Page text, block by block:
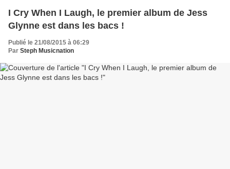
I Cry When I Laugh, le premier album de Jess
Glynne est dans les bacs !
Publié le 21/08/2015 à 06:29
Par Steph Musicnation